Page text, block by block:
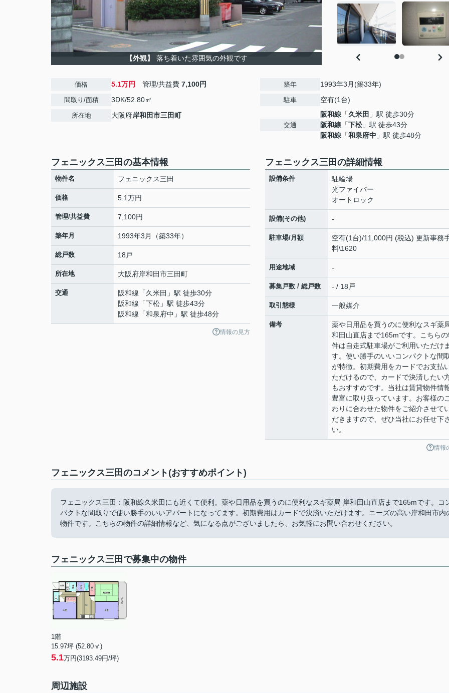
【外観】 落ち着いた雰囲気の外観です
価格 5.1万円 管理/共益費 7,100円
間取り/面積 3DK/52.80㎡
所在地 大阪府岸和田市三田町
築年 1993年3月(築33年)
駐車 空有(1台)
交通
阪和線 「久米田 」駅 徒歩30分
阪和線 「下松」駅 徒歩43分
阪和線 「和泉府中 」駅 徒歩48分
フェニックス三田の基本情報
物件名 フェニックス三田
価格 5.1万円
管理/共益費 7,100円
築年月 1993年3月（築33年）
総戸数 18戸
所在地 大阪府岸和田市三田町
交通 阪和線 「久米田 」駅 徒歩30分
阪和線 「下松 」駅 徒歩43分
阪和線 「和泉府中 」駅 徒歩48分
情報の見方
フェニックス三田の詳細情報
設備条件
駐輪場
光ファイバー
オートロック
設備(その他) -
駐車場/月額
空有(1台)/11,000円 (税込) 更新事務
料\1620
用途地域 -
募集戸数 / 総戸数 - / 18戸
取引態様 一般媒介
備考
薬や日用品を買うのに便利なスギ薬
和田山直店まで165mです。こちら
件は自走式駐車場がご利用いただけ
す。使い勝手のいいコンパクトな間
が特徴。初期費用をカードでお支払
ただけるので、カードで決済したい
もおすすめです。当社は賃貸物件情
豊富に取り扱っています。お客様の
わりに合わせた物件をご紹介させて
だきますので、ぜひ当社にお任せ下
い。
情報
フェニックス三田のコメント(おすすめポイント)
フェニックス三田：阪和線久米田にも近くて便利。薬や日用品を買うのに便利なスギ薬局 岸和田山直店まで165mです。コ
パクトな間取りで使い勝手のいいアパートになってます。初期費用はカードで決済いただけます。ニーズの高い岸和田市内
物件です。こちらの物件の詳細情報など、気になる点がございましたら、お気軽にお問い合わせください。
フェニックス三田で募集中の物件
1階
15.97坪 (52.80㎡)
5.1万円(3193.49円/坪)
周辺施設